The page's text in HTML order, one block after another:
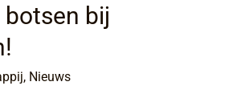
bij
, Nieuws